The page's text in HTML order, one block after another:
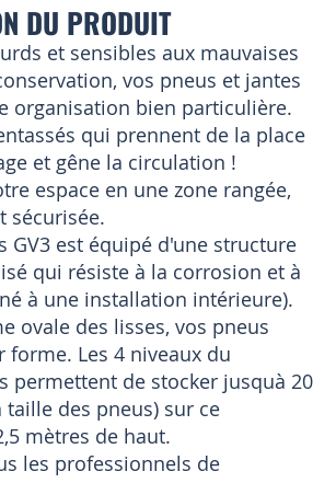
DU PRODUIT
et sensibles aux mauvaises
vos pneus et jantes
organisation bien particulière.
qui prennent de la place
et gêne la circulation !
espace en une zone rangée,
sécurisée.
GV3 est équipé d'une structure
qui résiste à la corrosion et à
à une installation intérieure).
ovale des lisses, vos pneus
forme. Les 4 niveaux du
permettent de stocker jusquà 20
taille des pneus) sur ce
mètres de haut.
les professionnels de